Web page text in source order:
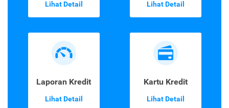
Lihat Detail Lihat Detail
Laporan Kredit
Lihat Detail
Kartu Kredit
Lihat Detail